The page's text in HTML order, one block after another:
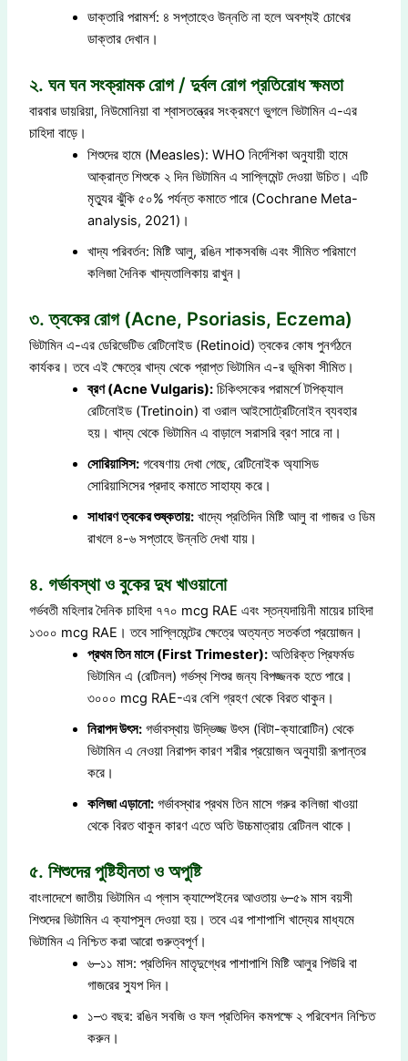
ডাক্তারি পরামর্শ: ৪ সপ্তাহেও উন্নতি না হলে অবশ্যই চোখের
ডাক্তার দেখান।
২. ঘন ঘন সংক্রামক রোগ / দুর্বল রোগ প্রতিরোধ ক্ষমতা
বারবার ডায়রিয়া, নিউমোনিয়া বা শ্বাসতন্ত্রের সংক্রমণে ভুগলে ভিটামিন এ-এর
চাহিদা বাড়ে।
শিশুদের হামে (Measles): WHO নির্দেশিকা অনুযায়ী হামে
আক্রান্ত শিশুকে ২ দিন ভিটামিন এ সাপ্লিমেন্ট দেওয়া উচিত। এটি
মৃত্যুর ঝুঁকি ৫০% পর্যন্ত কমাতে পারে (Cochrane Meta-
analysis, 2021)।
খাদ্য পরিবর্তন: মিষ্টি আলু, রঙিন শাকসবজি এবং সীমিত পরিমাণে
কলিজা দৈনিক খাদ্যতালিকায় রাখুন।
৩. ত্বকের রোগ (Acne, Psoriasis, Eczema)
ভিটামিন এ-এর ডেরিভেটিভ রেটিনোইড (Retinoid) ত্বকের কোষ পুনর্গঠনে
কার্যকর। তবে এই ক্ষেত্রে খাদ্য থেকে প্রাপ্ত ভিটামিন এ-র ভূমিকা সীমিত।
ব্রণ (Acne Vulgaris): চিকিৎসকের পরামর্শে টপিক্যাল
রেটিনোইড (Tretinoin) বা ওরাল আইসোট্রেটিনোইন ব্যবহার
হয়। খাদ্য থেকে ভিটামিন এ বাড়ালে সরাসরি ব্রণ সারে না।
সোরিয়াসিস: গবেষণায় দেখা গেছে, রেটিনোইক অ্যাসিড
সোরিয়াসিসের প্রদাহ কমাতে সাহায্য করে।
সাধারণ ত্বকের শুষ্কতায়: খাদ্যে প্রতিদিন মিষ্টি আলু বা গাজর ও ডিম
রাখলে ৪-৬ সপ্তাহে উন্নতি দেখা যায়।
৪. গর্ভাবস্থা ও বুকের দুধ খাওয়ানো
গর্ভবতী মহিলার দৈনিক চাহিদা ৭৭০ mcg RAE এবং স্তন্যদায়িনী মায়ের চাহিদা
১৩০০ mcg RAE। তবে সাপ্লিমেন্টের ক্ষেত্রে অত্যন্ত সতর্কতা প্রয়োজন।
প্রথম তিন মাসে (First Trimester): অতিরিক্ত প্রিফর্মড
ভিটামিন এ (রেটিনল) গর্ভস্থ শিশুর জন্য বিপজ্জনক হতে পারে।
৩০০০ mcg RAE-এর বেশি গ্রহণ থেকে বিরত থাকুন।
নিরাপদ উৎস: গর্ভাবস্থায় উদ্ভিজ্জ উৎস (বিটা-ক্যারোটিন) থেকে
ভিটামিন এ নেওয়া নিরাপদ কারণ শরীর প্রয়োজন অনুযায়ী রূপান্তর
করে।
কলিজা এড়ানো: গর্ভাবস্থার প্রথম তিন মাসে গরুর কলিজা খাওয়া
থেকে বিরত থাকুন কারণ এতে অতি উচ্চমাত্রায় রেটিনল থাকে।
৫. শিশুদের পুষ্টিহীনতা ও অপুষ্টি
বাংলাদেশে জাতীয় ভিটামিন এ প্লাস ক্যাম্পেইনের আওতায় ৬–৫৯ মাস বয়সী
শিশুদের ভিটামিন এ ক্যাপসুল দেওয়া হয়। তবে এর পাশাপাশি খাদ্যের মাধ্যমে
ভিটামিন এ নিশ্চিত করা আরো গুরুত্বপূর্ণ।
৬–১১ মাস: প্রতিদিন মাতৃদুগ্ধের পাশাপাশি মিষ্টি আলুর পিউরি বা
গাজরের স্যুপ দিন।
১–৩ বছর: রঙিন সবজি ও ফল প্রতিদিন কমপক্ষে ২ পরিবেশন নিশ্চিত
করুন।